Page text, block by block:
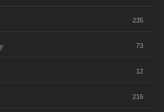
235
73
12
216